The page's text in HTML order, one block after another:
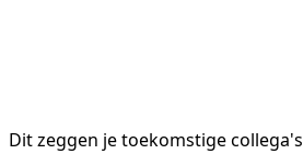
Dit zeggen je toekomstige collega's